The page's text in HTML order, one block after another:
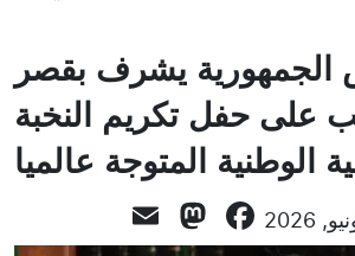
الجمهورية يشرف بقصر
على حفل تكريم النخبة
الوطنية المتوجة عالميا
Facebook